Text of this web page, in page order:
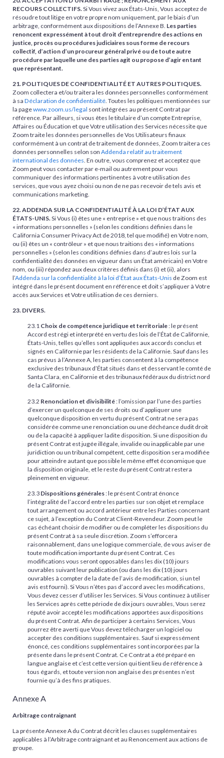
RECOURS COLLECTIFS. Si Vous vivez aux États-Unis, Vous acceptez de
résoudre tout litige en votre propre nom uniquement, par le biais d’un
arbitrage, conformément aux dispositions de l’Annexe B. Les parties
renoncent expressément à tout droit d’entreprendre des actions en
justice, procès ou procédures judiciaires sous forme de recours
collectif, d’action d’un procureur général privé ou de toute autre
procédure par laquelle une des parties agit ou propose d’agir en tant
que représentant.
21. POLITIQUES DE CONFIDENTIALITÉ ET AUTRES POLITIQUES.
Zoom collectera et/ou traitera les données personnelles conformément
à saDéclaration de confidentialité . Toutes les politiques mentionnées sur
la pagewww.zoom.us/legal sont intégrées au présent Contrat par
référence. Par ailleurs, si vous êtes le titulaire d’un compte Entreprise,
Affaires ou Éducation et que Votre utilisation des Services nécessite que
Zoom traite les données personnelles de Vos Utilisateurs finaux
conformément à un contrat de traitement de données, Zoom traitera ces
données personnelles selon sonAddenda relatif au traitement
international des données . En outre, vous comprenez et acceptez que
Zoom peut vous contacter par e-mail ou autrement pour vous
communiquer des informations pertinentes à votre utilisation des
services, que vous ayez choisi ou non de ne pas recevoir de tels avis et
communications marketing.
22. ADDENDA SUR LA CONFIDENTIALITÉ À LA LOI D’ÉTAT AUX
ÉTATS-UNIS.Si Vous (i) êtes une « entreprise » et que nous traitions des
« informations personnelles » (selon les conditions définies dans le
California Consumer Privacy Act de 2018, tel que modifié) en Votre nom,
ou (ii) êtes un « contrôleur » et que nous traitions des « informations
personnelles » (selon les conditions définies dans d’autres lois sur la
confidentialité des données en vigueur dans un État américain) en Votre
nom, ou (iii) répondez aux deux critères définis dans (i) et (ii), alors
l’Addenda sur la confidentialité à la loi d’État aux États-Unis de Zoom est
intégré dans le présent document en référence et doit s’appliquer à Votre
accès aux Services et Votre utilisation de ces derniers.
23. DIVERS.
23.1 Choix de compétence juridique et territoriale: le présent
Accord est régi et interprété en vertu des lois de l’État de Californie,
États-Unis, telles qu’elles sont appliquées aux accords conclus et
signés en Californie par les résidents de la Californie. Sauf dans les
cas prévus à l’Annexe A, les parties consentent à la compétence
exclusive des tribunaux d’État situés dans et desservant le comté de
Santa Clara, en Californie et des tribunaux fédéraux du district nord
de la Californie.
23.2 Renonciation et divisibilité: l’omission par l’une des parties
d’exercer un quelconque de ses droits ou d’appliquer une
quelconque disposition en vertu du présent Contrat ne sera pas
considérée comme une renonciation ou une déchéance dudit droit
ou de la capacité à appliquer ladite disposition. Si une disposition du
présent Contrat est jugée illégale, invalide ou inapplicable par une
juridiction ou un tribunal compétent, cette disposition sera modifiée
pour atteindre autant que possible le même effet économique que
la disposition originale, et le reste du présent Contrat restera
pleinement en vigueur.
23.3 Dispositions générales: le présent Contrat énonce
l’intégralité de l’accord entre les parties sur son objet et remplace
tout arrangement ou accord antérieur entre les Parties concernant
ce sujet, à l’exception du Contrat Client-Revendeur. Zoom peut le
cas échéant choisir de modifier ou de compléter les dispositions du
présent Contrat à sa seule discrétion. Zoom s’efforcera
raisonnablement, dans une logique commerciale, de vous aviser de
toute modification importante du présent Contrat. Ces
modifications vous seront opposables dans les dix (10) jours
ouvrables suivant leur publication (ou dans les dix (10) jours
ouvrables à compter de la date de l’avis de modification, si un tel
avis est fourni). Si Vous n’êtes pas d’accord avec les modifications,
Vous devez cesser d’utiliser les Services. Si Vous continuez à utiliser
les Services après cette période de dix jours ouvrables, Vous serez
réputé avoir accepté les modifications apportées aux dispositions
du présent Contrat. Afin de participer à certains Services, Vous
pourrez être averti que Vous devez télécharger un logiciel ou
accepter des conditions supplémentaires. Sauf si expressément
énoncé, ces conditions supplémentaires sont incorporées par la
présente dans le présent Contrat. Ce Contrat a été préparé en
langue anglaise et c’est cette version qui tient lieu de référence à
tous égards, et toute version non anglaise des présentes n’est
fournie qu’à des fins pratiques.
Annexe A
Arbitrage contraignant
La présente Annexe A du Contrat décrit les clauses supplémentaires
applicables à l’Arbitrage contraignant et au Renoncement aux actions de
groupe.